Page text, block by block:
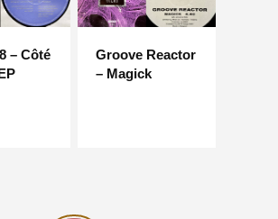
– Côté
Groove Reactor
– Magick